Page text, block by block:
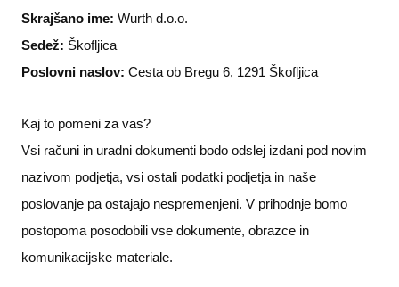
Skrajšano ime: Wurth d.o.o.
Sedež: Škofljica
Poslovni naslov: Cesta ob Bregu 6, 1291 Škofljica
Kaj to pomeni za vas?
Vsi računi in uradni dokumenti bodo odslej izdani pod novim
nazivom podjetja, vsi ostali podatki podjetja in naše
poslovanje pa ostajajo nespremenjeni. V prihodnje bomo
postopoma posodobili vse dokumente, obrazce in
komunikacijske materiale.